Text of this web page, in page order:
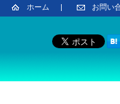
ホーム | お問い